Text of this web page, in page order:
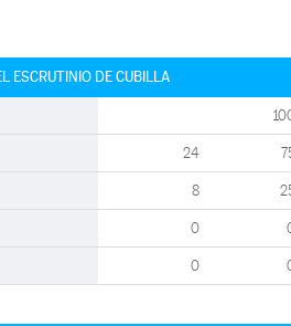
ESCRUTINIO DE CUBILLA
24
8
0
0